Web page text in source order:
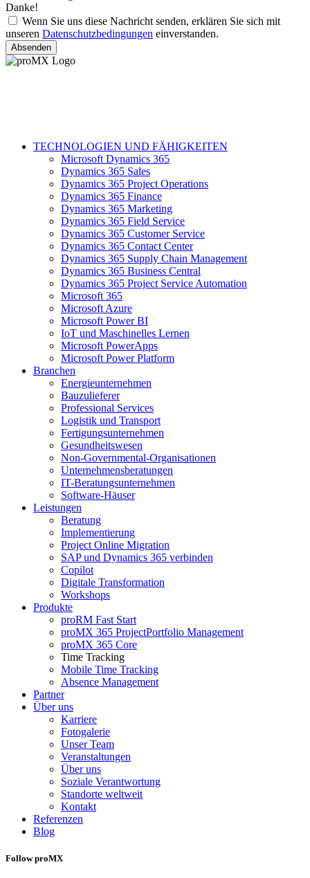
Danke!
Wenn Sie uns diese Nachricht senden, erklären Sie sich mit
unseren Datenschutzbedingungen einverstanden.
Absenden
TECHNOLOGIEN UND FÄHIGKEITEN
Microsoft Dynamics 365
Dynamics 365 Sales
Dynamics 365 Project Operations
Dynamics 365 Finance
Dynamics 365 Marketing
Dynamics 365 Field Service
Dynamics 365 Customer Service
Dynamics 365 Contact Center
Dynamics 365 Supply Chain Management
Dynamics 365 Business Central
Dynamics 365 Project Service Automation
Microsoft 365
Microsoft Azure
Microsoft Power BI
IoT und Maschinelles Lernen
Microsoft PowerApps
Microsoft Power Platform
Branchen
Energieunternehmen
Bauzulieferer
Professional Services
Logistik und Transport
Fertigungsunternehmen
Gesundheitswesen
Non-Governmental-Organisationen
Unternehmensberatungen
IT-Beratungsunternehmen
Software-Häuser
Leistungen
Beratung
Implementierung
Project Online Migration
SAP und Dynamics 365 verbinden
Copilot
Digitale Transformation
Workshops
Produkte
proRM Fast Start
proMX 365 ProjectPortfolio Management
proMX 365 Core
Time Tracking
Mobile Time Tracking
Absence Management
Partner
Über uns
Karriere
Fotogalerie
Unser Team
Veranstaltungen
Über uns
Soziale Verantwortung
Standorte weltweit
Kontakt
Referenzen
Blog
Follow proMX